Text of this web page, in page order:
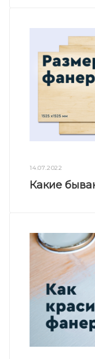
14.07.2022
Какие